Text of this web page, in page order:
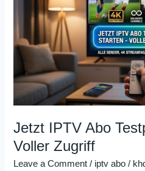
Jetzt IPTV Abo
Voller Zugriff
Leave a Comment / iptv abo /
Testphase
Starten
–
Zugriff